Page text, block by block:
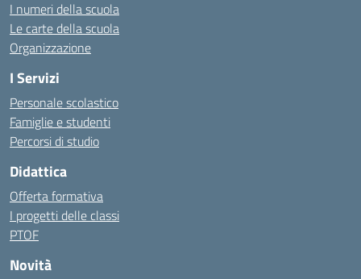
I numeri della scuola
Le carte della scuola
Organizzazione
I Servizi
Personale scolastico
Famiglie e studenti
Percorsi di studio
Didattica
Offerta formativa
I progetti delle classi
PTOF
Novità